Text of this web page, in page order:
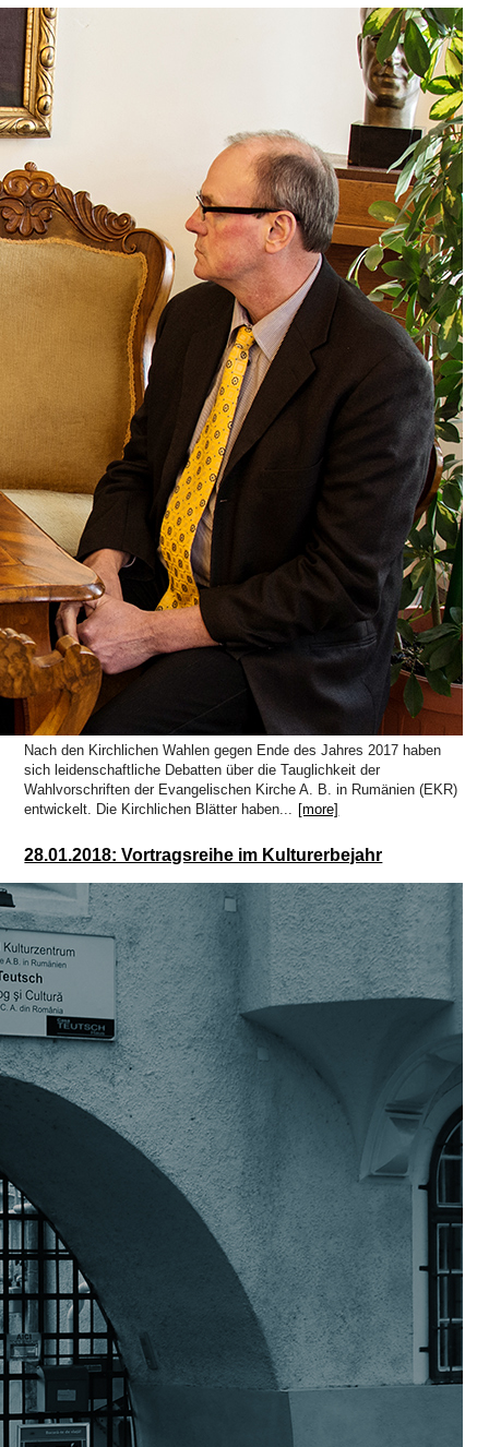
Nach den Kirchlichen Wahlen gegen Ende des Jahres 2017 haben
sich leidenschaftliche Debatten über die Tauglichkeit der
Wahlvorschriften der Evangelischen Kirche A. B. in Rumänien (EKR)
entwickelt. Die Kirchlichen Blätter haben... [more]
28.01.2018: Vortragsreihe im Kulturerbejahr